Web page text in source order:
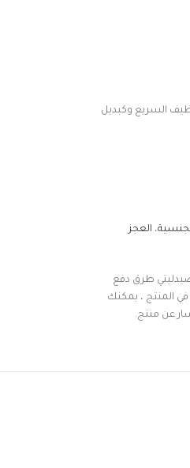
السريع وكبديل
، العجز
صيدليتي طرق دفع
المنتج ، يمكنك
عن منتج.